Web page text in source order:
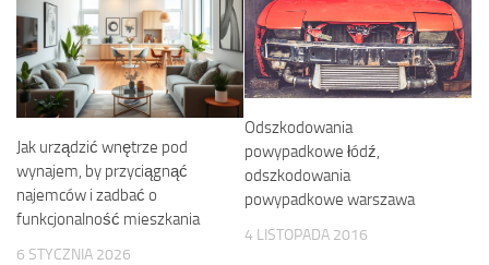
Jak urządzić wnętrze pod
wynajem, by przyciągnąć
najemców i zadbać o
funkcjonalność mieszkania
6 STYCZNIA 2026
Odszkodowania
powypadkowe łódź,
odszkodowania
powypadkowe warszawa
4 LISTOPADA 2016